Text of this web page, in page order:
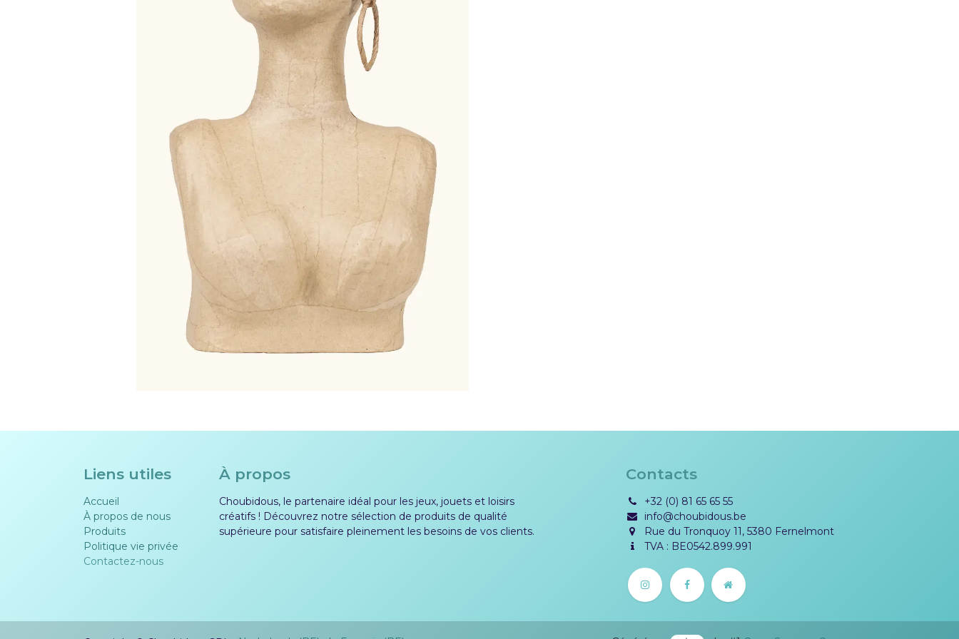
Liens utiles
Accueil
À propos de nous
Produits
Politique vie privée​​
Contactez-nous
À propos
Choubidous, le partenaire idéal pour les jeux, jouets et loisirs
créatifs ! Découvrez notre sélection de produits de qualité
supérieure pour satisfaire pleinement les besoins de vos clients.
Contacts
+32 (0) 81 65 65 55
info@choubidous.be
Rue du Tronquoy 11, 5380 Fernelmont
TVA : BE0542.899.991